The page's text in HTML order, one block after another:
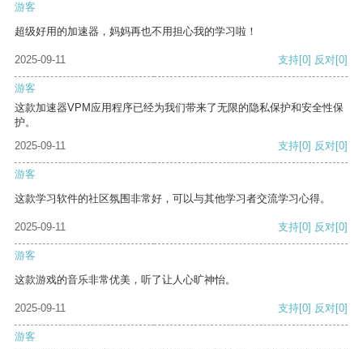
游客
超级好用的加速器，妈妈再也不用担心我的学习啦！
2025-09-11 支持[0] 反对[0]
游客
这款加速器VPM应用程序已经为我们带来了无限的隐私保护和安全性保
护。
2025-09-11
支持[0] 反对[0]
游客
这款学习软件的社区氛围非常好，可以与其他学习者交流学习心得。
2025-09-11 支持[0] 反对[0]
游客
这款游戏的音乐非常优美，听了让人心旷神怡。
2025-09-11 支持[0] 反对[0]
游客